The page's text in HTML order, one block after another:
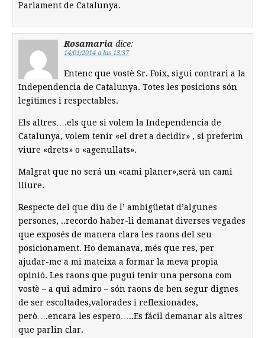
Parlament de Catalunya.
Rosamaria dice:
14/01/2014 a las 13:37
Entenc que vostè Sr. Foix, sigui contrari a la
Independencia de Catalunya. Totes les posicions són
legitimes i respectables.
Els altres….els que si volem la Independencia de
Catalunya, volem tenir «el dret a decidir» , si preferim
viure «drets» o «agenullats».
Malgrat que no será un «cami planer»,serà un cami
lliure.
Respecte del que diu de l’ ambigüetat d’algunes
persones, ..recordo haber-li demanat diverses vegades
que exposés de manera clara les raons del seu
posicionament. Ho demanava, més que res, per
ajudar-me a mi mateixa a formar la meva propia
opinió. Les raons que pugui tenir una persona com
vostè – a qui admiro – són raons de ben segur dignes
de ser escoltades,valorades i reflexionades,
però….encara les espero…..Es fácil demanar als altres
que parlin clar.